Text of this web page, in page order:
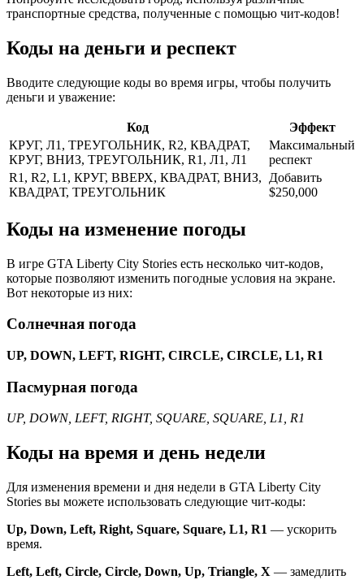
транспортные средства, полученные с помощью чит-кодов!
Коды на деньги и респект
Вводите следующие коды во время игры, чтобы получить
деньги и уважение:
Код
Эффект
КРУГ, Л1, ТРЕУГОЛЬНИК, R2, КВАДРАТ,
КРУГ, ВНИЗ, ТРЕУГОЛЬНИК, R1, Л1, Л1
Максимальный
респект
R1, R2, L1, КРУГ, ВВЕРХ, КВАДРАТ, ВНИЗ,
КВАДРАТ, ТРЕУГОЛЬНИК
Добавить
$250,000
Коды на изменение погоды
В игре GTA Liberty City Stories есть несколько чит-кодов,
которые позволяют изменить погодные условия на экране.
Вот некоторые из них:
Солнечная погода
UP, DOWN, LEFT, RIGHT, CIRCLE, CIRCLE, L1, R1
Пасмурная погода
UP, DOWN, LEFT, RIGHT, SQUARE, SQUARE, L1, R1
Коды на время и день недели
Для изменения времени и дня недели в GTA Liberty City
Stories вы можете использовать следующие чит-коды:
Up, Down, Left, Right, Square, Square, L1, R1 — ускорить
время.
Left, Left, Circle, Circle, Down, Up, Triangle, X — замедлить